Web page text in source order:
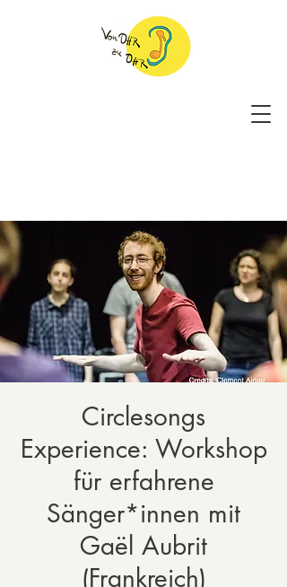
Circlesongs
Experience: Workshop
für erfahrene
Sänger*innen mit
Gaël Aubrit
(Frankreich)